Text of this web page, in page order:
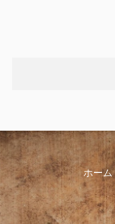
ホーム